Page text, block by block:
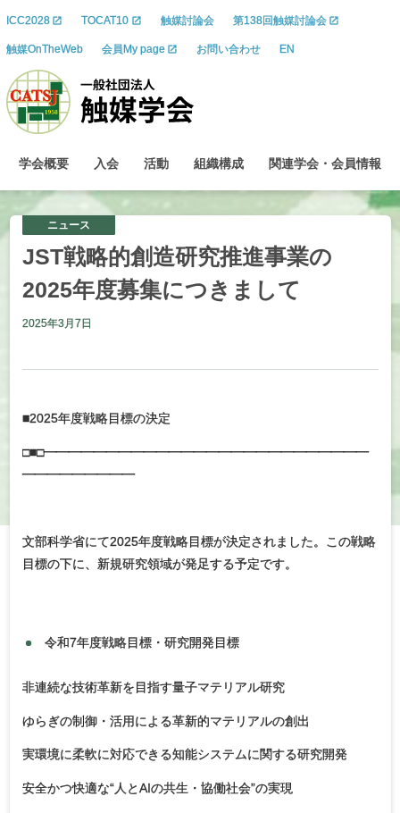
ICC2028 TOCAT10 触媒討論会 第138回触媒討論会
触媒OnTheWeb 会員My page お問い合わせ EN
学会概要 入会 活動 組織構成 関連学会 ・ 会員情報
ニュース
JST戦略的創造研究推進事業の
2025年度募集につきまして
2025年3月7日
■2025年度戦略目標の決定
□■□━━━━━━━━━━━━━━━━━━━━━━━━━━
━━━━━━━━━
文部科学省にて2025年度戦略目標が決定されました。この戦略
目標の下に、新規研究領域が発足する予定です。
令和7年度戦略目標・研究開発目標
非連続な技術革新を目指す量子マテリアル研究
ゆらぎの制御・活用による革新的マテリアルの創出
実環境に柔軟に対応できる知能システムに関する研究開発
安全かつ快適な“人とAIの共生・協働社会”の実現